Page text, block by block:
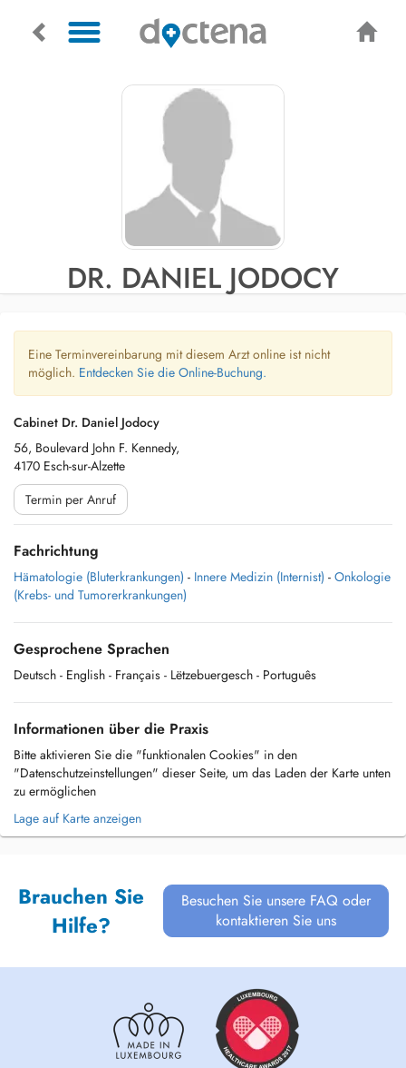
DR. DANIEL JODOCY
Eine Terminvereinbarung mit diesem Arzt online ist nicht
möglich. Entdecken Sie die Online-Buchung.
Cabinet Dr. Daniel Jodocy
56, Boulevard John F. Kennedy,
4170 Esch-sur-Alzette
Termin per Anruf
Fachrichtung
Hämatologie (Bluterkrankungen) - Innere Medizin (Internist) - Onkologie
(Krebs- und Tumorerkrankungen)
Gesprochene Sprachen
Deutsch - English - Français - Lëtzebuergesch - Português
Informationen über die Praxis
Bitte aktivieren Sie die "funktionalen Cookies" in den
"Datenschutzeinstellungen" dieser Seite, um das Laden der Karte unten
zu ermöglichen
Lage auf Karte anzeigen
Brauchen Sie
Hilfe?
Besuchen Sie unsere FAQ oder
kontaktieren Sie uns